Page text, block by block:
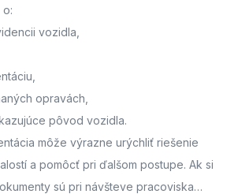
vozidla,
opravách,
pôvod vozidla.
môže výrazne urýchliť riešenie
a pomôcť pri ďalšom postupe. Ak si
sú pri návšteve pracoviska